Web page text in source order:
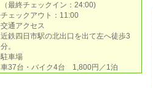
（最終チェックイン：24:00)
チェックアウト：11:00
交通アクセス
近鉄四日市駅の北出口を出て左へ徒歩3
分。
駐車場
車37台・バイク4台 1,800円／1泊